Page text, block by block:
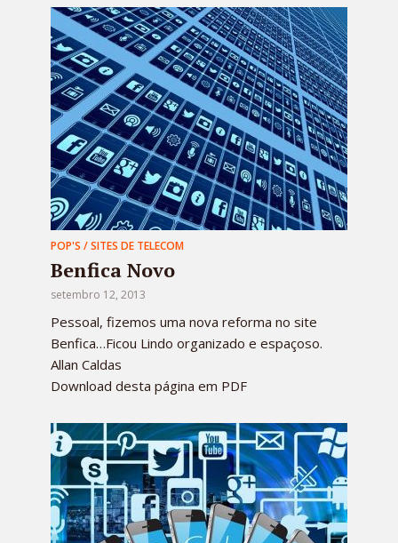
POP'S / SITES DE TELECOM
Benfica Novo
setembro 12, 2013
Pessoal, fizemos uma nova reforma no site
Benfica…Ficou Lindo organizado e espaçoso.
Allan Caldas
Download desta página em PDF